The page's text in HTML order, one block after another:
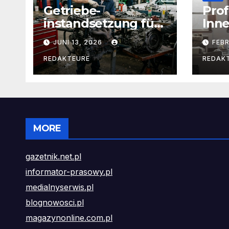
Getriebe-
instandsetzung für
skoda: tipps zur
pflege und wartung
von schalt- und
automatikgetrieben
JUNI 13, 2026
REDAKTEURE
und
MORE
gazetnik.net.pl
informator-prasowy.pl
medialnyserwis.pl
blognowosci.pl
magazynonline.com.pl